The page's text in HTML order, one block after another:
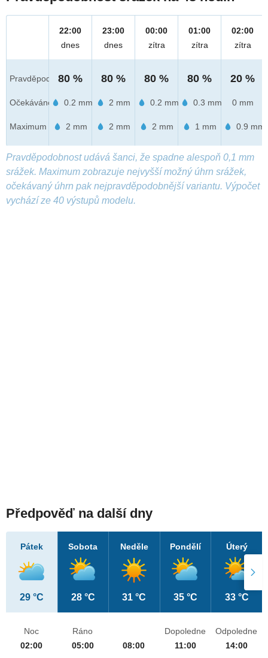
Pravděpod.
Očekáváno
Maximum
22:00
dnes
80 %
0.2 mm
2 mm
23:00
dnes
80 %
2 mm
2 mm
00:00
zítra
80 %
0.2 mm
2 mm
01:00
zítra
80 %
0.3 mm
1 mm
02:00
zítra
20 %
0 mm
0.9 mm
Pravděpodobnost udává šanci, že spadne alespoň 0,1 mm
srážek. Maximum zobrazuje nejvyšší možný úhrn srážek,
očekávaný úhrn pak nejpravděpodobnější variantu. Výpočet
vychází ze 40 výstupů modelu.
Předpověď na další dny
Pátek
29 °C
Sobota
28 °C
Neděle
31 °C
Pondělí
35 °C
Úterý
33 °C
Noc
02:00
Ráno
05:00
08:00
Dopoledne
11:00
Odpoledne
14:00